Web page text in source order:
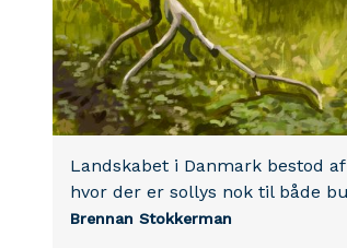
Landskabet i Danmark bestod
hvor der er sollys nok til både
Brennan Stokkerman